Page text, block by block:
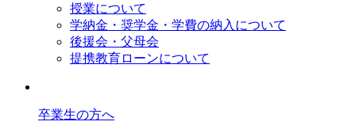
授業について
学納金・奨学金・学費の納入について
後援会・父母会
提携教育ローンについて
卒業生の方へ